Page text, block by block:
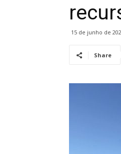
15 de junho de
Share